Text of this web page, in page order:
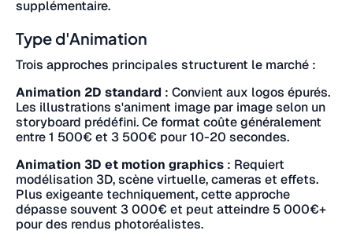
supplémentaire.
Type d'Animation
Trois approches principales structurent le marché :
Animation 2D standard : Convient aux logos épurés.
Les illustrations s'animent image par image selon un
storyboard prédéfini. Ce format coûte généralement
entre 1 500€ et 3 500€ pour 10-20 secondes.
Animation 3D et motion graphics : Requiert
modélisation 3D, scène virtuelle, cameras et effets.
Plus exigeante techniquement, cette approche
dépasse souvent 3 000€ et peut atteindre 5 000€+
pour des rendus photoréalistes.